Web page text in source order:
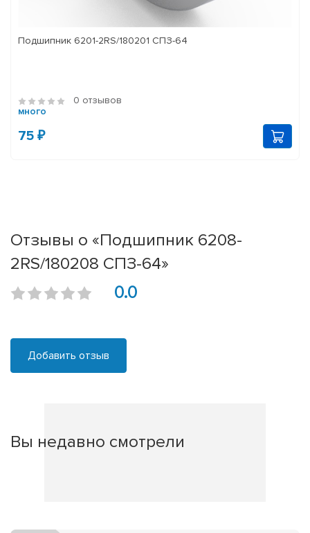
Подшипник 6201-2RS/180201 СПЗ-64
0 отзывов
много
75 ₽
Отзывы о «Подшипник 6208-
2RS/180208 СПЗ-64»
0.0
Добавить отзыв
Вы недавно смотрели